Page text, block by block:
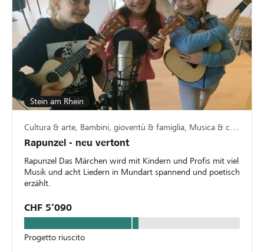
Stein am Rhein
Cultura & arte, Bambini, gioventù & famiglia, Musica & canto
Rapunzel - neu vertont
Rapunzel Das Märchen wird mit Kindern und Profis mit viel
Musik und acht Liedern in Mundart spannend und poetisch
erzählt.
CHF 5’090
Progetto riuscito